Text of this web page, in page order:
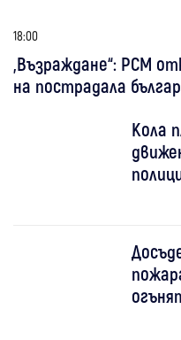
18:00
„Възраждане“: РСМ
на пострадала
Кола